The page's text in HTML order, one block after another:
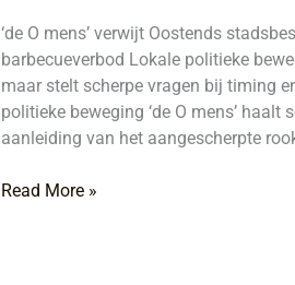
‘de O mens’ verwijt Oostends
barbecueverbod Lokale politieke
maar stelt scherpe vragen bij timing
politieke beweging ‘de O mens’
aanleiding van het aangescherpte
Read More »